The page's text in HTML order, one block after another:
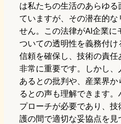
は私たちの生活のあらゆ
ていますが、その潜在的な
せん。この法律がAI企業に
ついての透明性を義務付
信頼を確保し、技術の責
非常に重要です。しかし
あるとの批判や、産業界
るとの声も理解できます
プローチが必要であり、
護の間で適切な妥協点を